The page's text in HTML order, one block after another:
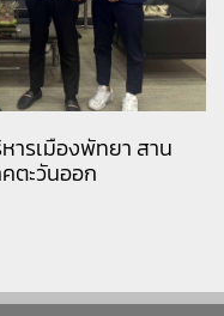
ารเมืองพัทยา สาน
ตะวันออก